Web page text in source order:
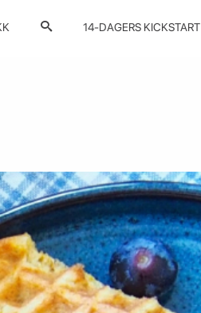
14-DAGERS KICKSTART